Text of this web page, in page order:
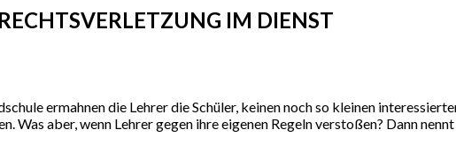
IM DIENST
ermahnen die Lehrer die Schüler, keinen noch so kleinen
Was aber, wenn Lehrer gegen ihre eigenen Regeln verstoßen? Dann